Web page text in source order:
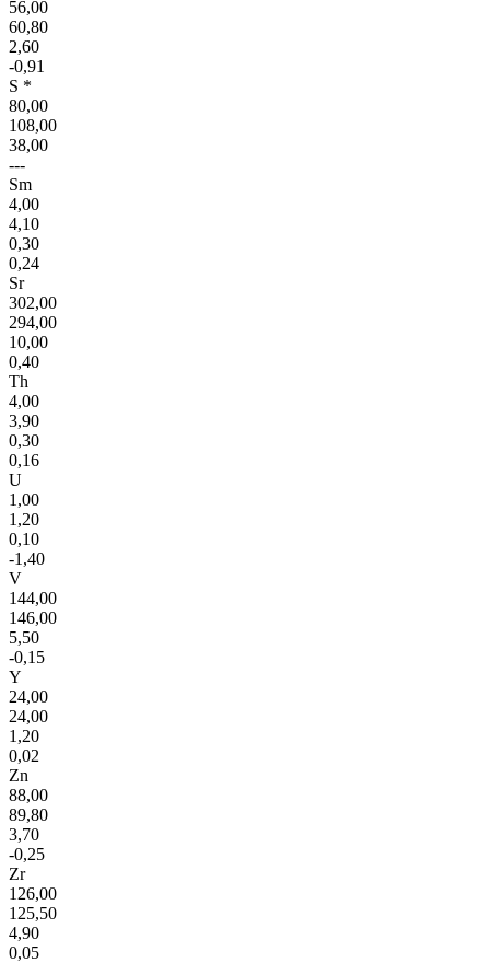
56,00
60,80
2,60
-0,91
S *
80,00
108,00
38,00
---
Sm
4,00
4,10
0,30
0,24
Sr
302,00
294,00
10,00
0,40
Th
4,00
3,90
0,30
0,16
U
1,00
1,20
0,10
-1,40
V
144,00
146,00
5,50
-0,15
Y
24,00
24,00
1,20
0,02
Zn
88,00
89,80
3,70
-0,25
Zr
126,00
125,50
4,90
0,05